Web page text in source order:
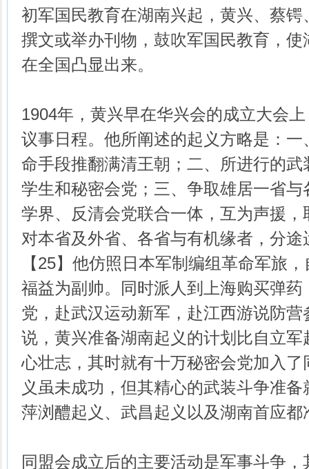
初军国民教育在湖南兴起，黄兴、蔡
撰文或举办刊物，鼓吹军国民教育，
在全国凸显出来。
1904年，黄兴早在华兴会的成立大会
议事日程。他所阐述的起义方略是：
命手段推翻满清王朝；二、所进行的
学生和秘密会党；三、争取雄居一省
学界、反清会党联合一体，互为声援
对本省及外省、各省与有机缘者，分
【25】他仿照日本军制编组革命军旅
福益为副帅。同时派人到上海购买弹
党，赴武汉运动新军，赴江西游说防
说，黄兴准备湖南起义的计划比自立
心壮志，其时就有十万秘密会党加入
义虽未成功，但其精心的武装斗争准
萍浏醴起义、武昌起义以及湖南首应
同盟会成立后的主要活动是军事斗争